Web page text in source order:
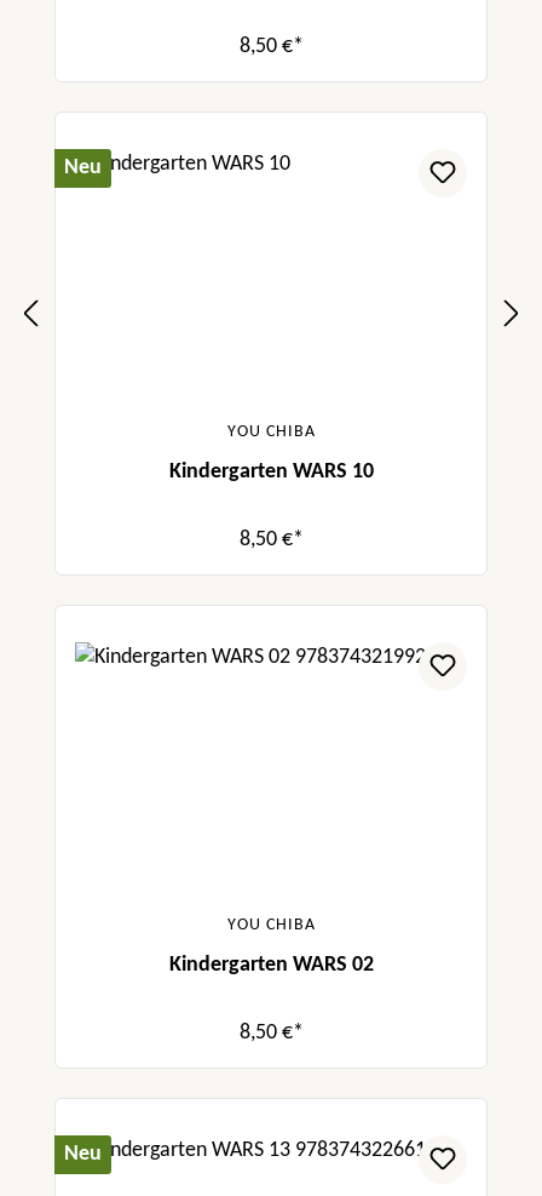
8,50 €*
Neu
YOU CHIBA
Kindergarten WARS 10
8,50 €*
YOU CHIBA
Kindergarten WARS 02
8,50 €*
Neu